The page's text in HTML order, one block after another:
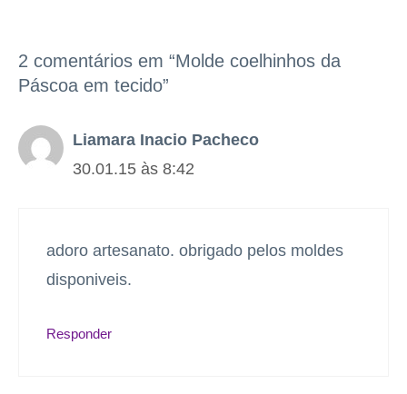
2 comentários em “Molde coelhinhos da
Páscoa em tecido”
Liamara Inacio Pacheco
30.01.15 às 8:42
adoro artesanato. obrigado pelos moldes
disponiveis.
Responder